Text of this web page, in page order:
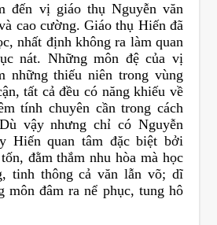
đến vị giáo thụ Nguyễn văn
cao cường. Giáo thụ Hiến đã
nhất định không ra làm quan
nát. Những môn đệ của vị
những thiếu niên trong vùng
tất cả đều có năng khiếu về
tính chuyên cần trong cách
vậy nhưng chỉ có Nguyễn
Hiến quan tâm đặc biệt bởi
đằm thắm nhu hòa mà học
tinh thông cả văn lẫn võ; dĩ
môn đâm ra nể phục, tung hô